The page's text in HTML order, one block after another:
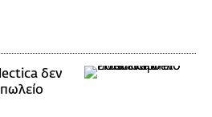
δεν